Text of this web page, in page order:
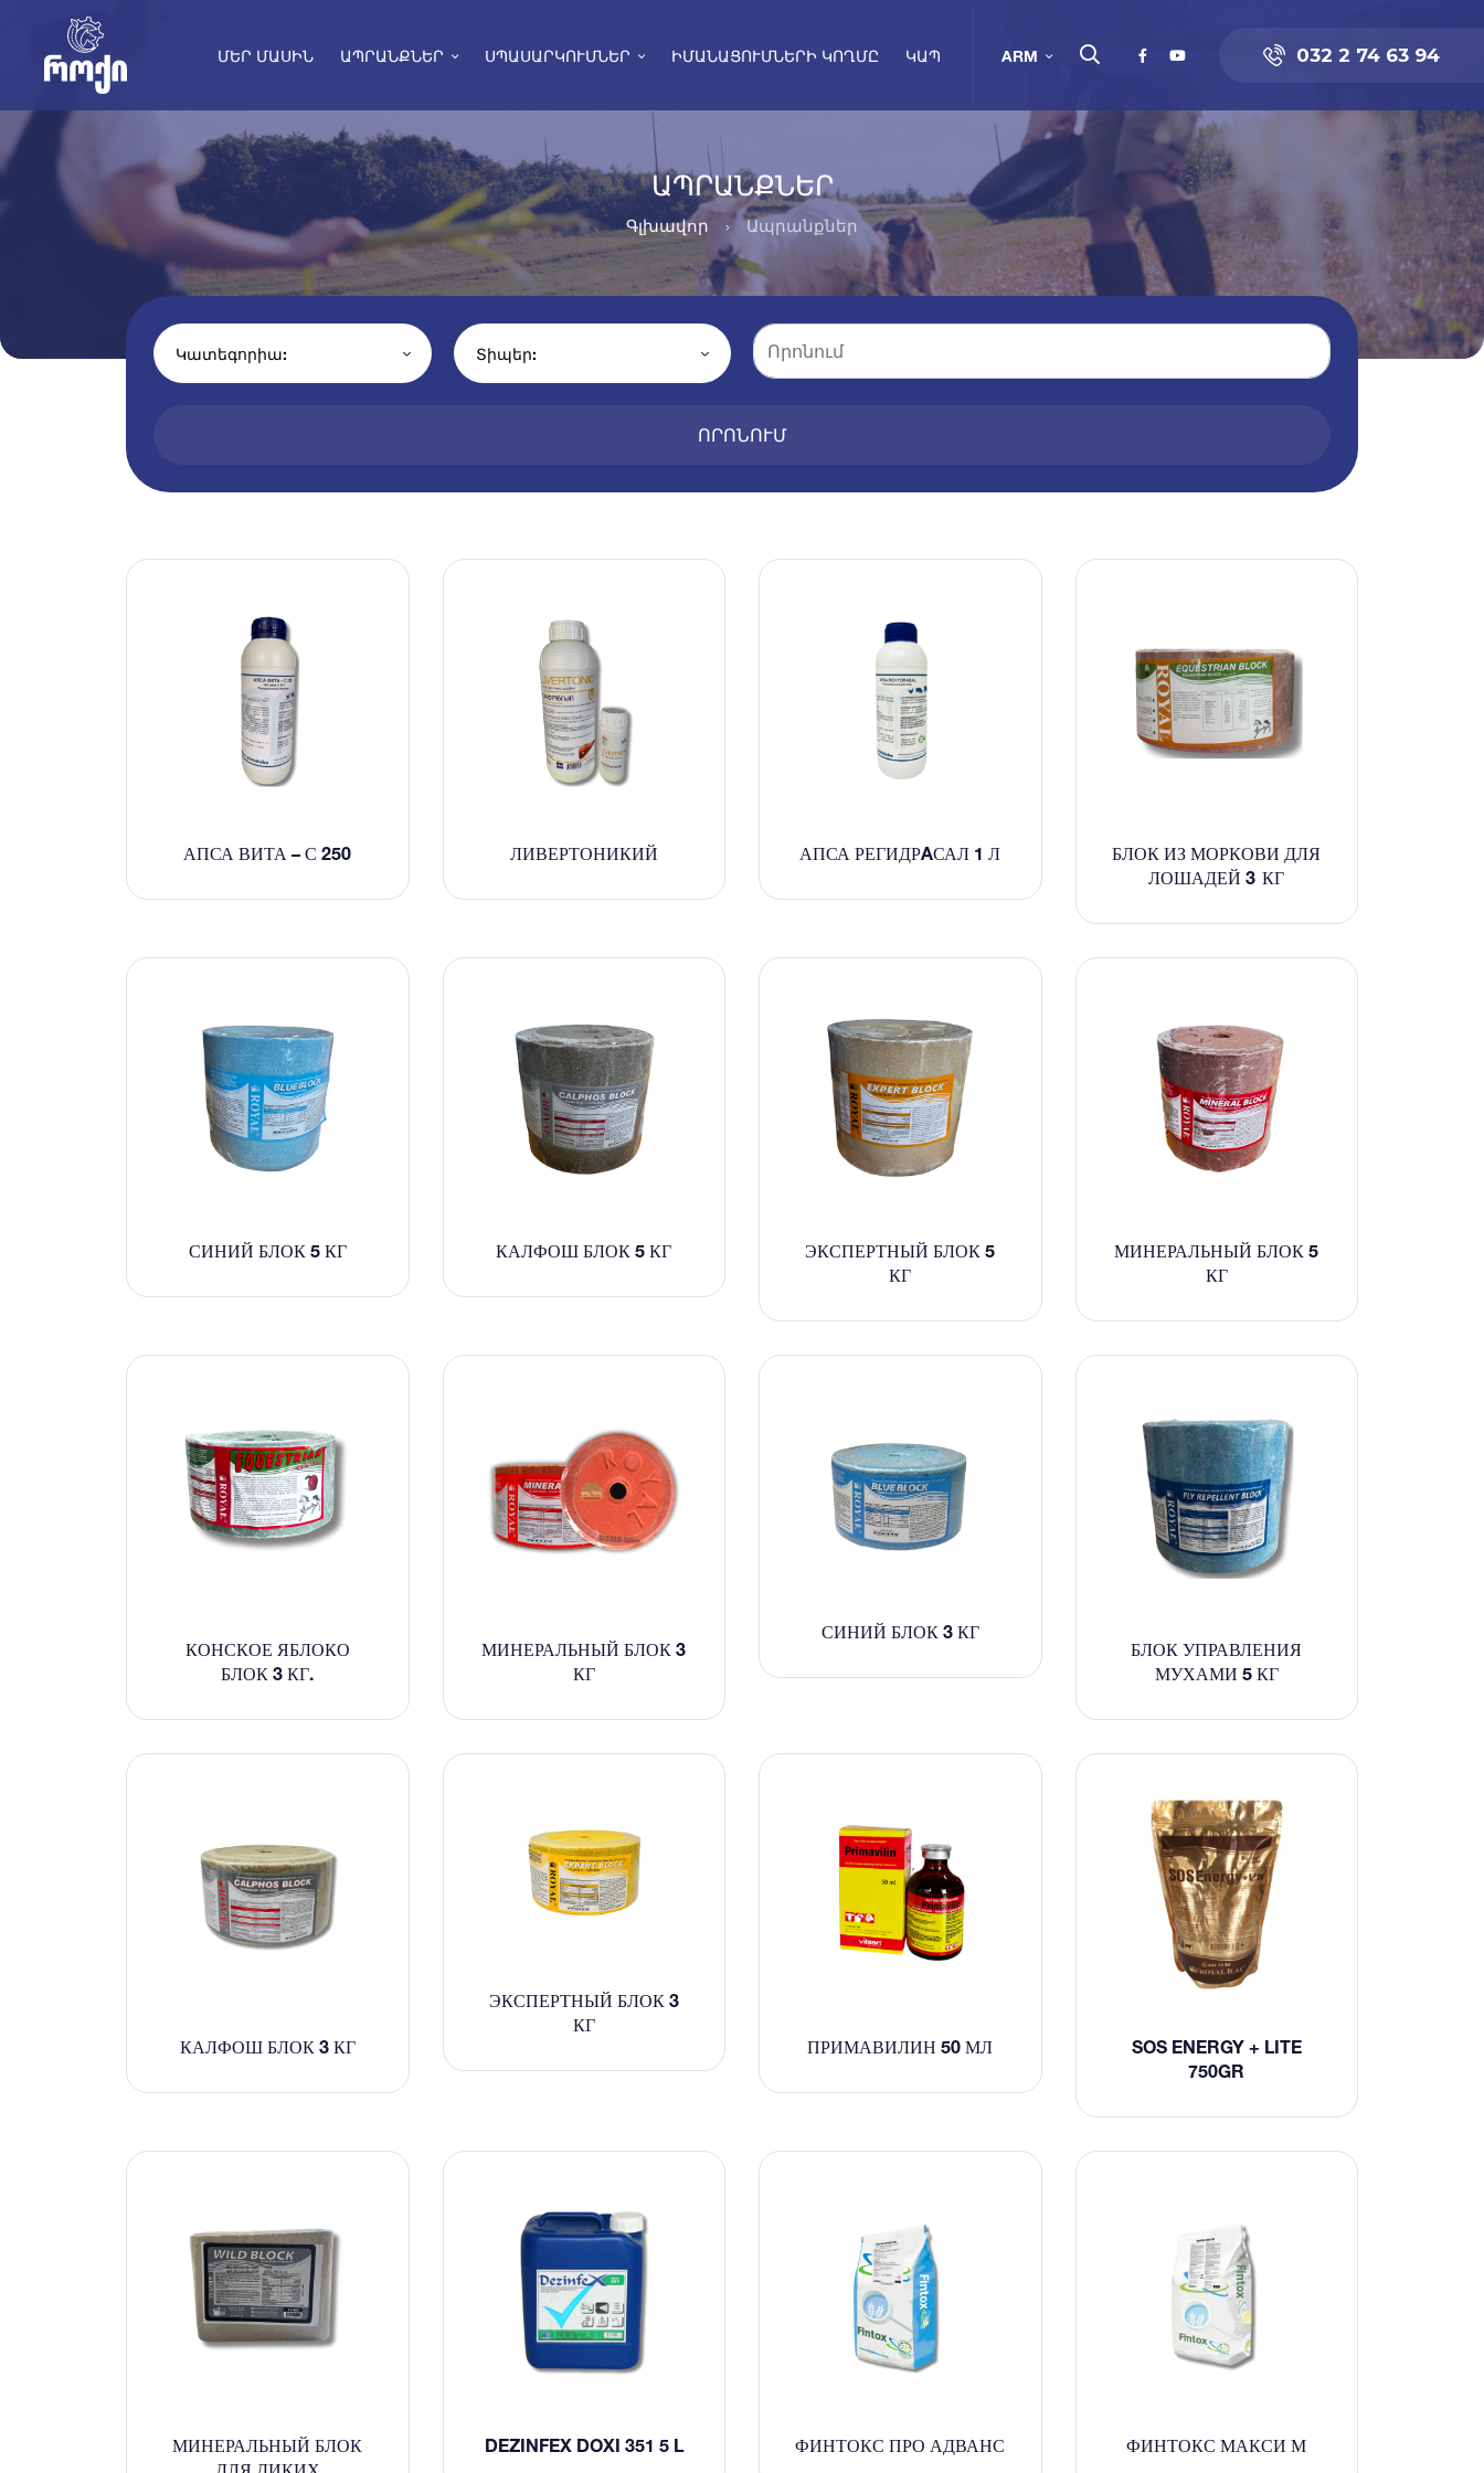
ՄԵՐ ՄԱՍԻՆ ԱՊՐԱՆՔՆԵՐ ՍՊԱՍԱՐԿՈՒՄՆԵՐ ԻՄԱՆԱՑՈՒՄՆԵՐԻ ԿՈՂՄԸ ԿԱՊ ARM 032 2 74 63 94
ԱՊՐԱՆՔՆԵՐ
Գլխավոր Ապրանքներ
ՈՐՈՆՈՒՄ
АПСА ВИТА – С 250 ЛИВЕРТОНИКИЙ АПСА РЕГИДРAСАЛ 1 Л
БЛОК ИЗ МОРКОВИ ДЛЯ
ЛОШАДЕЙ 3 КГ
СИНИЙ БЛОК 5 КГ КАЛФОШ БЛОК 5 КГ
ЭКСПЕРТНЫЙ БЛОК 5
КГ
МИНЕРАЛЬНЫЙ БЛОК 5
КГ
КОНСКОЕ ЯБЛОКО
БЛОК 3 КГ.
МИНЕРАЛЬНЫЙ БЛОК 3
КГ
СИНИЙ БЛОК 3 КГ
БЛОК УПРАВЛЕНИЯ
МУХАМИ 5 КГ
КАЛФОШ БЛОК 3 КГ
ЭКСПЕРТНЫЙ БЛОК 3
КГ
ПРИМАВИЛИН 50 МЛ
SOS ENERGY + LITE
750GR
МИНЕРАЛЬНЫЙ БЛОК
DEZINFEX DOXI 351 5 L ФИНТОКС ПРО АДВАНС ФИНТОКС МАКСИ М